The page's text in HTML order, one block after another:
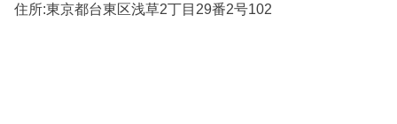
住所:東京都台東区浅草2丁目29番2号102